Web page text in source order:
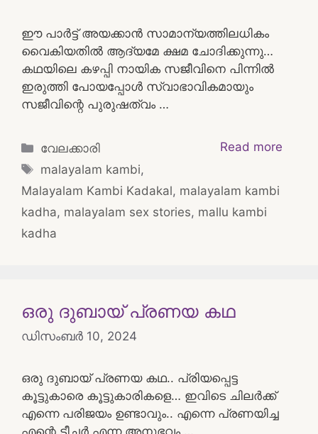
ഈ പാർട്ട് അയക്കാൻ സാമാന്യത്തിലധികം
വൈകിയതിൽ ആദ്യമേ ക്ഷമ ചോദിക്കുന്നു…
കഥയിലെ കഴപ്പി നായിക സജീവിനെ പിന്നിൽ
ഇരുത്തി പോയപ്പോൾ സ്വാഭാവികമായും
സജീവിന്റെ പുരുഷത്വം …
Read more
Categories
വേലക്കാരി
Tags
malayalam kambi,
Malayalam Kambi Kadakal, malayalam kambi
kadha, malayalam sex stories, mallu kambi
kadha
ഒരു ദുബായ് പ്രണയ കഥ
ഡിസംബർ 10, 2024
ഒരു ദുബായ് പ്രണയ കഥ.. പ്രിയപ്പെട്ട
കൂട്ടുകാരെ കൂട്ടുകാരികളെ… ഇവിടെ ചിലർക്ക്
എന്നെ പരിജയം ഉണ്ടാവും.. എന്നെ പ്രണയിച്ച
എന്റെ ടീച്ചർ എന്ന അനുഭവം …